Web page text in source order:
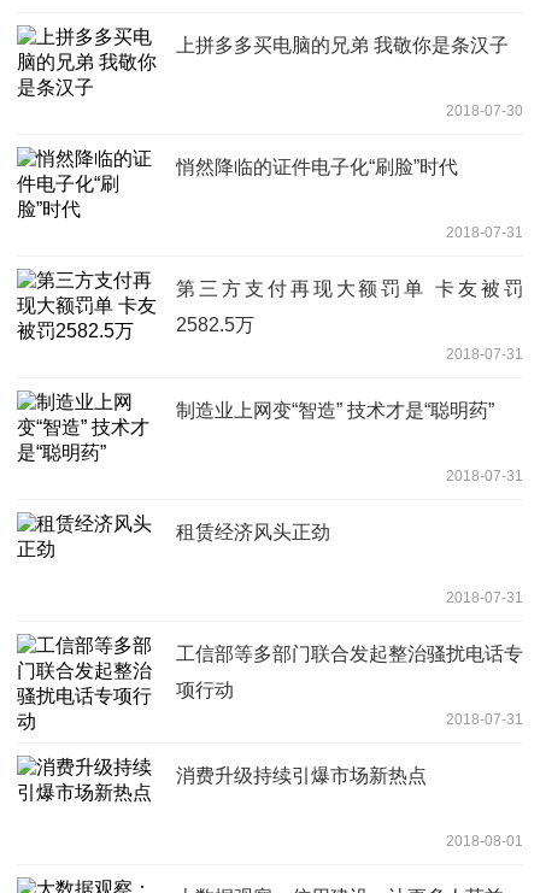
上拼多多买电脑的兄弟 我敬你是条汉子
2018-07-30
悄然降临的证件电子化“刷脸”时代
2018-07-31
第三方支付再现大额罚单 卡友被罚
2582.5万
2018-07-31
制造业上网变“智造” 技术才是“聪明药”
2018-07-31
租赁经济风头正劲
2018-07-31
工信部等多部门联合发起整治骚扰电话专
项行动
2018-07-31
消费升级持续引爆市场新热点
2018-08-01